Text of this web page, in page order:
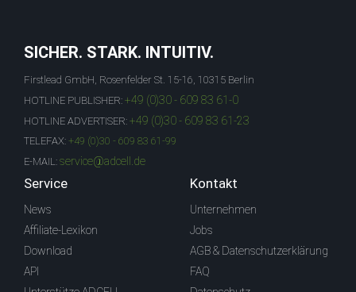
SICHER. STARK. INTUITIV.
Firstlead GmbH, Rosenfelder St. 15-16, 10315 Berlin
HOTLINE PUBLISHER: +49 (0)30 - 609 83 61-0
HOTLINE ADVERTISER: +49 (0)30 - 609 83 61-23
TELEFAX: +49 (0)30 - 609 83 61-99
E-MAIL: service@adcell.de
Service
News
Affiliate-Lexikon
Download
API
Kontakt
Unternehmen
Jobs
AGB & Datenschutzerklärung
FAQ